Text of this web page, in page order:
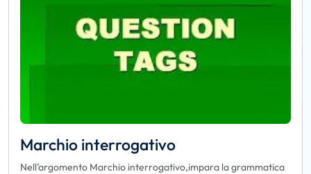
Marchio interrogativo
Nell’argomento Marchio interrogativo,impara la grammatica